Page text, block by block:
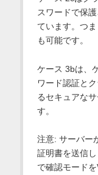
スワードで保
ています。つ
も可能です。
ケース 3bは、
ワード認証と
るセキュアな
す。
注意: サーバー
証明書を送信
で確認モード